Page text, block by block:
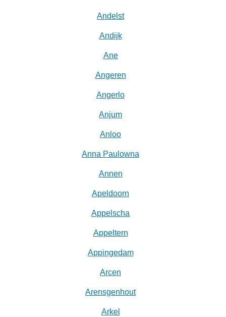
Andelst
Andijk
Ane
Angeren
Angerlo
Anjum
Anloo
Anna Paulowna
Annen
Apeldoorn
Appelscha
Appeltern
Appingedam
Arcen
Arensgenhout
Arkel